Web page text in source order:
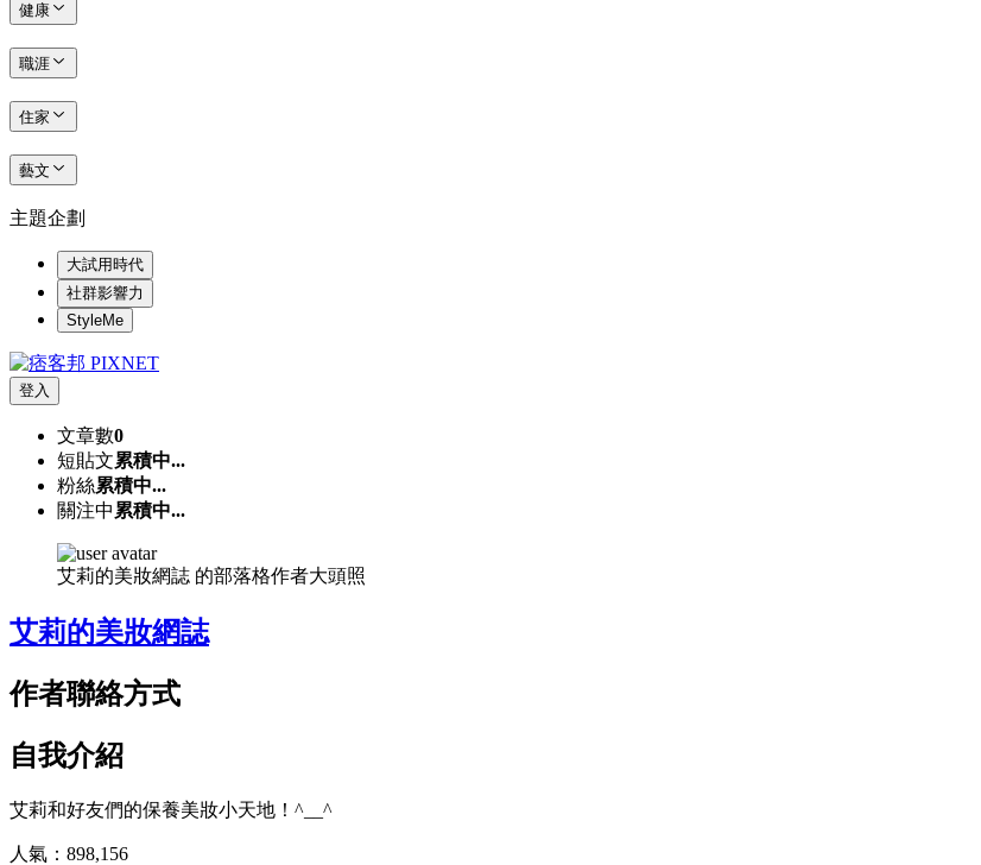
健康
職涯
住家
藝文
主題企劃
大試用時代
社群影響力
StyleMe
登入
文章數0
短貼文累積中...
粉絲累積中...
關注中 累積中...
艾莉的美妝網誌 的部落格作者大頭照
艾莉的美妝網誌
作者聯絡方式
自我介紹
艾莉和好友們的保養美妝小天地！^__^
人氣： 898,156